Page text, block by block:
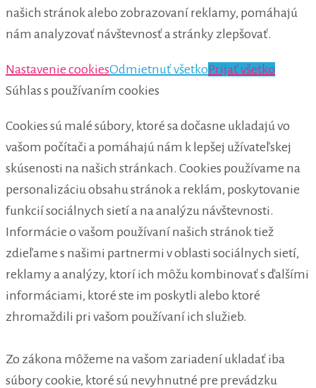
našich stránok alebo zobrazovaní reklamy, pomáhajú
nám analyzovať návštevnosť a stránky zlepšovať.
Nastavenie cookiesOdmietnuť všetkoPrijať všetko
Súhlas s používaním cookies
Cookies sú malé súbory, ktoré sa dočasne ukladajú vo
vašom počítači a pomáhajú nám k lepšej užívateľskej
skúsenosti na našich stránkach. Cookies používame na
personalizáciu obsahu stránok a reklám, poskytovanie
funkcií sociálnych sietí a na analýzu návštevnosti.
Informácie o vašom používaní našich stránok tiež
zdieľame s našimi partnermi v oblasti sociálnych sietí,
reklamy a analýzy, ktorí ich môžu kombinovať s ďalšími
informáciami, ktoré ste im poskytli alebo ktoré
zhromaždili pri vašom používaní ich služieb.
Zo zákona môžeme na vašom zariadení ukladať iba
súbory cookie, ktoré sú nevyhnutné pre prevádzku